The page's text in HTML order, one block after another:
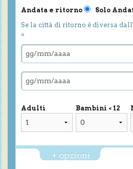
Andata e ritorno
Solo
Se la città di ritorno è diversa
»
Adulti Bambini < 12
+ opzioni